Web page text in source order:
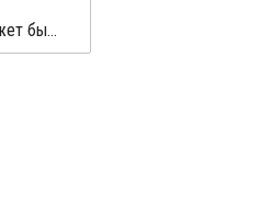
Совет директоров Московского НПЗ может быть избран в прежнем составе